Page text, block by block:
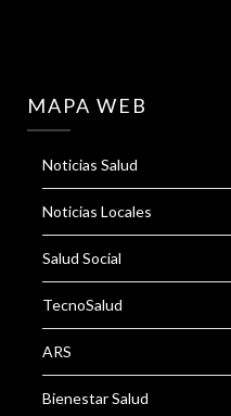
MAPA WEB
Noticias Salud
Noticias Locales
Salud Social
TecnoSalud
ARS
Bienestar Salud